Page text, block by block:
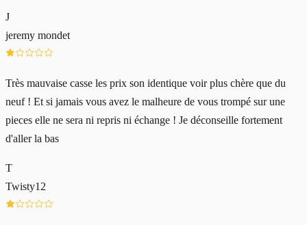
J
jeremy mondet
Très mauvaise casse les prix son identique voir plus chère que du
neuf ! Et si jamais vous avez le malheure de vous trompé sur une
pieces elle ne sera ni repris ni échange ! Je déconseille fortement
d'aller la bas
T
Twisty12